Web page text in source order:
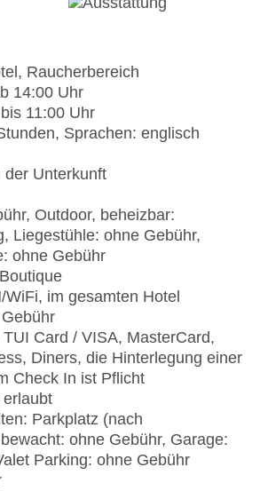
Raucherbereich
14:00 Uhr
11:00 Uhr
Sprachen: englisch
der Unterkunft
Outdoor, beheizbar:
Liegestühle: ohne Gebühr,
ohne Gebühr
im gesamten Hotel
Card / VISA, MasterCard,
Diners, die Hinterlegung einer
Check In ist Pflicht
Parkplatz (nach
ohne Gebühr, Garage:
Parking: ohne Gebühr